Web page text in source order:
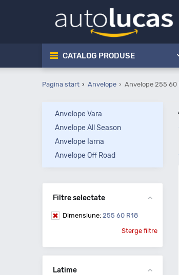
CATALOG PRODUSE
Pagina start Anvelope Anvelope 255 60
Anvelope Vara
Anvelope All Season
Anvelope Iarna
Anvelope Off Road
Filtre selectate
Dimensiune: 255 60 R18
Sterge filtre
Latime